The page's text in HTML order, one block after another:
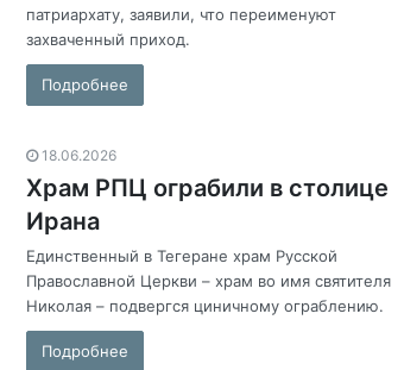
патриархату, заявили, что переименуют
захваченный приход.
Подробнее
18.06.2026
Храм РПЦ ограбили в столице
Ирана
Единственный в Тегеране храм Русской
Православной Церкви – храм во имя святителя
Николая – подвергся циничному ограблению.
Подробнее